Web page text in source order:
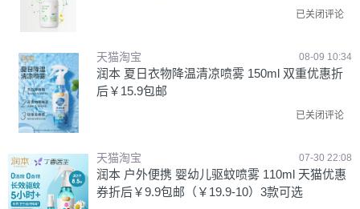
已关闭评论
天猫淘宝 08-09 10:34
润本 夏日衣物降温清凉喷雾 150ml 双重优惠折
后￥15.9包邮
已关闭评论
天猫淘宝 07-30 22:08
润本 户外便携 婴幼儿驱蚊喷雾 110ml 天猫优惠
券折后￥9.9包邮（￥19.9-10）3款可选